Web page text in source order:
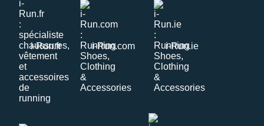
i-Run.fr i-Run.com i-Run.ie